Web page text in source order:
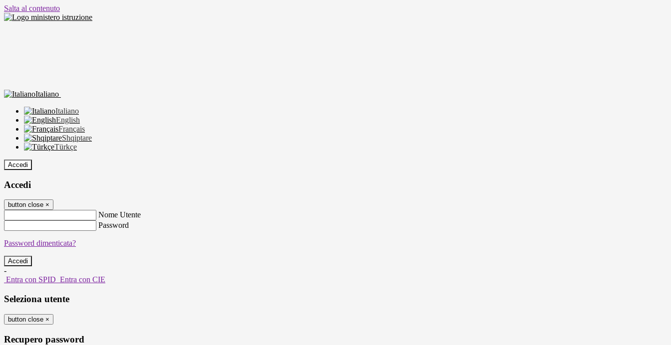
Salta al contenuto
Italiano
Italiano
English
Français
Shqiptare
Türkçe
Accedi
Accedi
button close ×
Nome Utente
Password
Password dimenticata?
-
Entra con SPID Entra con CIE
Seleziona utente
button close ×
Recupero password